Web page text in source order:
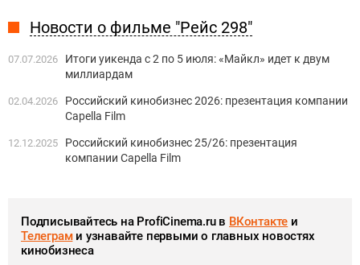
Новости о фильме "Рейс 298"
07.07.2026
Итоги уикенда с 2 по 5 июля: «Майкл» идет к двум
миллиардам
02.04.2026
Российский кинобизнес 2026: презентация компании
Capella Film
12.12.2025
Российский кинобизнес 25/26: презентация
компании Capella Film
Подписывайтесь на ProfiCinema.ru в ВКонтакте и
Телеграми узнавайте первыми о главных новостях
кинобизнеса